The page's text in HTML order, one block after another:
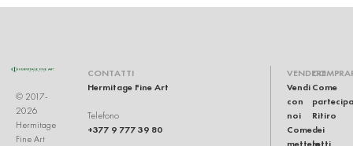
© 2017-
2026
Hermitage
Fine Art
CONTATTI
Hermitage Fine Art
Telefono
+377 9 777 39 80
VENDERE
Vendi
con
noi
Come
mettere
Come
Ritiro
dei
lotti